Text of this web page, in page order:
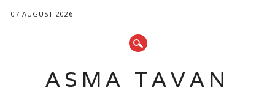
07 AUGUST 2026
ASMA TAVAN